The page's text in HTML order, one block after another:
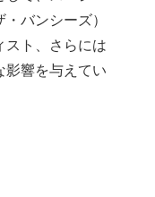
バンシーズ）
スト、さらには
影響を与えてい